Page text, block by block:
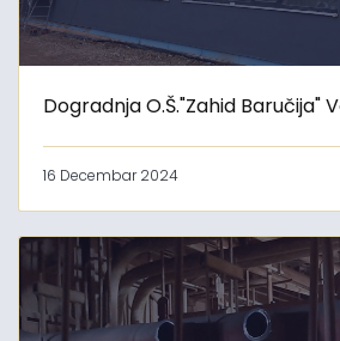
Dogradnja O.Š."Zahid Baručija"
16 Decembar 2024